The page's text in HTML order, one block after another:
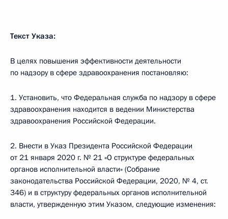
Текст Указа:
В целях повышения эффективности деятельности
по надзору в сфере здравоохранения постановляю:
1. Установить, что Федеральная служба по надзору в сфере
здравоохранения находится в ведении Министерства
здравоохранения Российской Федерации.
2. Внести в Указ Президента Российской Федерации
от 21 января 2020 г. № 21 «О структуре федеральных
органов исполнительной власти» (Собрание
законодательства Российской Федерации, 2020, № 4, ст.
346) и в структуру федеральных органов исполнительной
власти, утвержденную этим Указом, следующие изменения: